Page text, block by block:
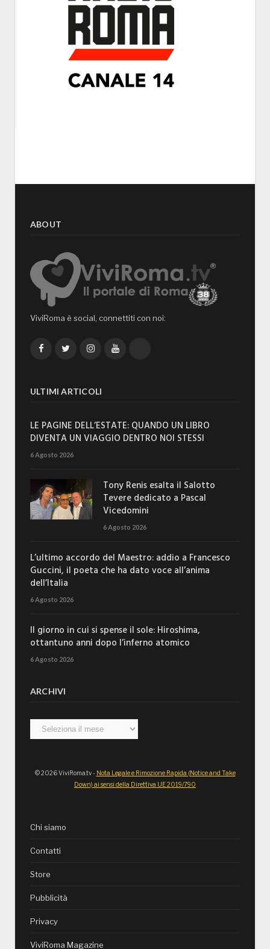
ABOUT
ViviRoma è social, connettiti con noi:
FacebookTwitterInstagramYouTube
ULTIMI ARTICOLI
LE PAGINE DELL’ESTATE: QUANDO UN LIBRO
DIVENTA UN VIAGGIO DENTRO NOI STESSI
6 Agosto 2026
Tony Renis esalta il Salotto
Tevere dedicato a Pascal
Vicedomini
6 Agosto 2026
L’ultimo accordo del Maestro: addio a Francesco
Guccini, il poeta che ha dato voce all’anima
dell’Italia
6 Agosto 2026
Il giorno in cui si spense il sole: Hiroshima,
ottantuno anni dopo l’inferno atomico
6 Agosto 2026
ARCHIVI
Archivi
© 2026 ViviRoma.tv - Nota Legale e Rimozione Rapida (Notice and Take
Down) ai sensi della Direttiva UE 2019/790
Chi siamo
Contatti
Store
Pubblicità
Privacy
ViviRoma Magazine